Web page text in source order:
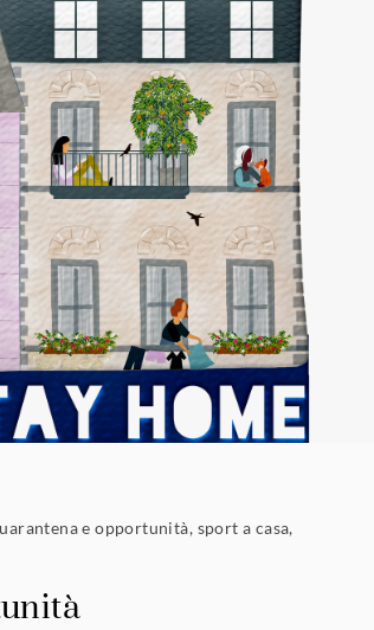
e opportunità, sport a casa,